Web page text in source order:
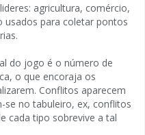
agricultura, comércio,
usados para coletar pontos
do jogo é o número de
o que encoraja os
Conflitos aparecem
se no tabuleiro, ex, conflitos
cada tipo sobrevive a tal